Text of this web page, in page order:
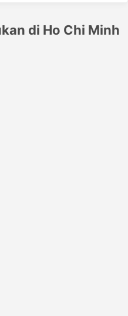
di Ho Chi Minh